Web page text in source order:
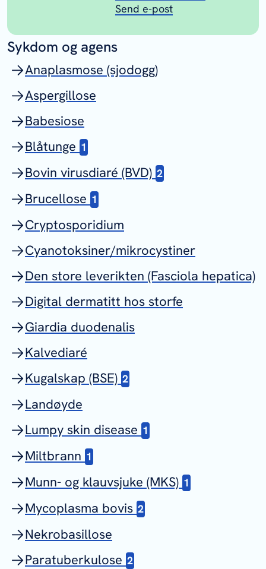
Send e-post
Sykdom og agens
Anaplasmose (sjodogg)
Aspergillose
Babesiose
Blåtunge 1
Bovin virusdiaré (BVD) 2
Brucellose 1
Cryptosporidium
Cyanotoksiner/mikrocystiner
Den store leverikten (Fasciola hepatica)
Digital dermatitt hos storfe
Giardia duodenalis
Kalvediaré
Kugalskap (BSE) 2
Landøyde
Lumpy skin disease 1
Miltbrann 1
Munn- og klauvsjuke (MKS) 1
Mycoplasma bovis 2
Nekrobasillose
Paratuberkulose 2